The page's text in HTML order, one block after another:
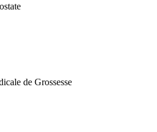
de Grossesse